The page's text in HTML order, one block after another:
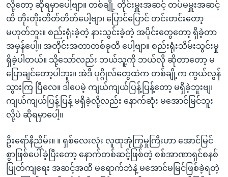
လို့တော့ ဆိုရမှာပေါ့ဗျာ။ တစ်ချို့ တိုင်းမှူးအဆင့် တပ်မမှူးအဆင့်
ထိ တိုးတိုးတိတ်တိတ်ပေါ့ဗျာ၊ ပြောင်ပြောင် တင်းတင်းတော့
မဟုတ်ဘူး။ စည်းရုံးခဲ့တဲ့ နားသွင်းခဲ့တဲ့ အပိုင်းတွေတော့ ရှိခဲ့တာ
အမှန်ပေါ့။ အတိုင်းအတာတစ်ခုထိ ပေါ့ဗျာ။ စည်းရုံးသိမ်းသွင်းမှု
ရှိခဲ့ပါတယ်။ သို့သော်လည်း ဘယ်သူ့ကို ဘယ်လို ဆိုတာတော့ မ
ပြောချင်တော့ပါဘူး။ အဲဒီ ပုဂ္ဂိုလ်တွေထဲက တစ်ချို့က ကွယ်လွန်
သွားကြ ပြီလေ။ ဒါပေမဲ့ ကျယ်ကျယ်ပြန့်ပြန့်တော့ မရှိခဲ့ဘူးဗျ၊
ကျယ်ကျယ်ပြန့်ပြန့် မရှိခဲ့လို့လည်း နောက်ဆုံး မအောင်မြင်ဘူး
လို့ပဲ ဆိုရမှာပေါ့။
ဦးရော်နီညိမ်း။ ။ ရှစ်လေးလုံး လူထုအုံကြွမှုကြီးဟာ အောင်မြင်
စွာဖြစ်ပေါ်ခဲ့ပြီးတော့ နောက်တစ်ဆင့်ဖြစ်တဲ့ စစ်အာဏာရှင်စနစ်
ပြုတ်ကျရေး အဆင့်အထိ မရောက်ဘဲနဲ့ မအောင်မမြင်ဖြစ်ခဲ့ရတဲ့